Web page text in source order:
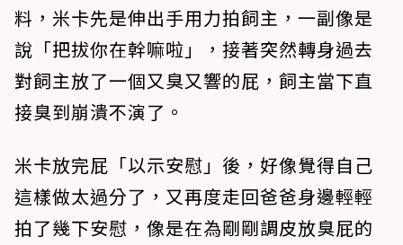
料，米卡先是伸出手用力拍飼主，一副像是
說「把拔你在幹嘛啦」，接著突然轉身過去
對飼主放了一個又臭又響的屁，飼主當下直
接臭到崩潰不演了。
米卡放完屁「以示安慰」後，好像覺得自己
這樣做太過分了，又再度走回爸爸身邊輕輕
拍了幾下安慰，像是在為剛剛調皮放臭屁的